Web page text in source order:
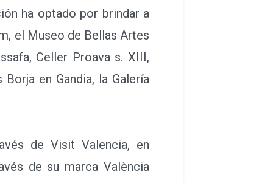
ha optado por brindar a
el Museo de Bellas Artes
Celler Proava s. XIII,
en Gandia, la Galería
de Visit Valencia, en
de su marca València